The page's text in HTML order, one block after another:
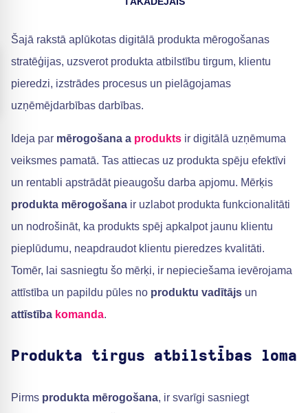
Šajā rakstā aplūkotas digitālā produkta mērogošanas
stratēģijas, uzsverot produkta atbilstību tirgum, klientu
pieredzi, izstrādes procesus un pielāgojamas
uzņēmējdarbības darbības.
Ideja par mērogošana a produkts ir digitālā uzņēmuma
veiksmes pamatā. Tas attiecas uz produkta spēju efektīvi
un rentabli apstrādāt pieaugošu darba apjomu. Mērķis
produkta mērogošana ir uzlabot produkta funkcionalitāti
un nodrošināt, ka produkts spēj apkalpot jaunu klientu
pieplūdumu, neapdraudot klientu pieredzes kvalitāti.
Tomēr, lai sasniegtu šo mērķi, ir nepieciešama ievērojama
attīstība un papildu pūles no produktu vadītājs un
attīstība komanda.
Produkta tirgus atbilstības loma
Pirms produkta mērogošana, ir svarīgi sasniegt